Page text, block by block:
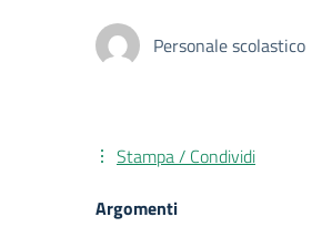
Personale scolastico
Stampa / Condividi
Argomenti